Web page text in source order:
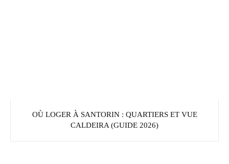
OÙ LOGER À SANTORIN : QUARTIERS ET VUE
CALDEIRA (GUIDE 2026)